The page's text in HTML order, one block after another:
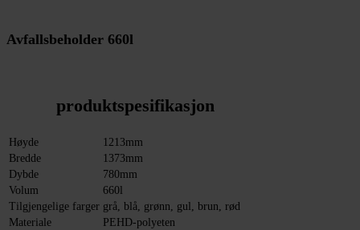
Avfallsbeholder 660l
produktspesifikasjon
Høyde
1213mm
Bredde
1373mm
Dybde
780mm
Volum
660l
Tilgjengelige farger grå, blå, grønn, gul, brun, rød
Materiale
PEHD-polyeten